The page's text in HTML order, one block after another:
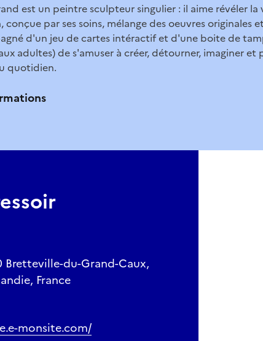
est un peintre sculpteur singulier : il aime révéler la
conçue par ses soins, mélange des oeuvres originales
d'un jeu de cartes intéractif et d'une boite de
adultes) de s'amuser à créer, détourner, imaginer
quotidien.
Bretteville-du-Grand-Caux,
France
monsite.com/